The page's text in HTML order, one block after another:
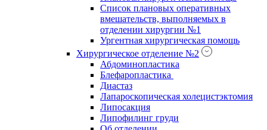
Список плановых оперативных
вмешательств, выполняемых в
отделении хирургии №1
Ургентная хирургическая помощь
Хирургическое отделение №2
Абдоминопластика
Блефаропластика
Диастаз
Лапароскопическая холецистэктомия
Липосакция
Липофилинг груди